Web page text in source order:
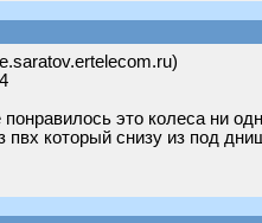
понравилось это колеса ни
пвх который снизу из под